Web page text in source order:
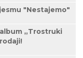
"Nestajemo"
„Trostruki